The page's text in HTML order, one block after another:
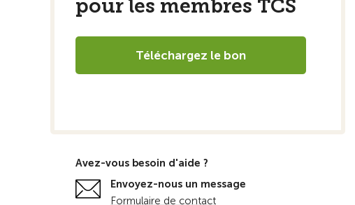
pour les membres TCS
Téléchargez le bon
Avez-vous besoin d'aide ?
Envoyez-nous un message
Formulaire de contact